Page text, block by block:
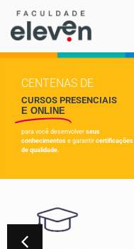
CENTENAS DE
CURSOS PRESENCIAIS
E ONLINE
para você desenvolver seus
conhecimentos e garantir certificações
de qualidade.